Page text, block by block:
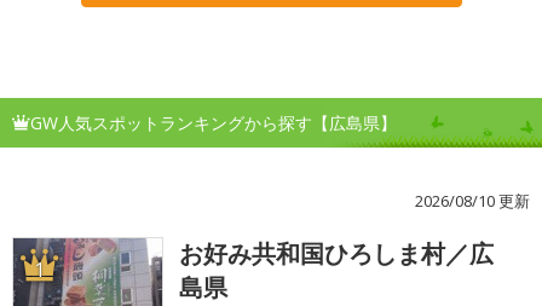
GW人気スポットランキングから探す【広島県】
2026/08/10 更新
1
お好み共和国ひろしま村／広
島県